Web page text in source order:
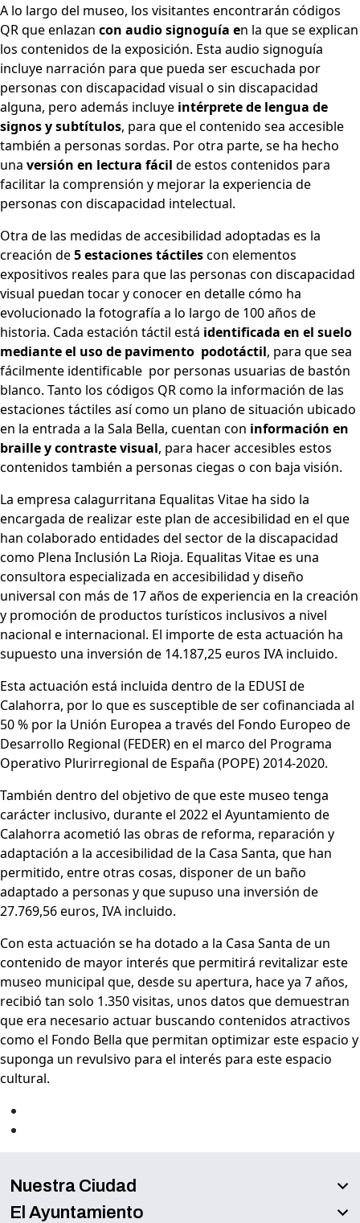
A lo largo del museo, los visitantes encontrarán códigos
QR que enlazan con audio signoguía en la que se explican
los contenidos de la exposición. Esta audio signoguía
incluye narración para que pueda ser escuchada por
personas con discapacidad visual o sin discapacidad
alguna, pero además incluye intérprete de lengua de
signos y subtítulos, para que el contenido sea accesible
también a personas sordas. Por otra parte, se ha hecho
una versión en lectura fácil de estos contenidos para
facilitar la comprensión y mejorar la experiencia de
personas con discapacidad intelectual.
Otra de las medidas de accesibilidad adoptadas es la
creación de5 estaciones táctilescon elementos
expositivos reales para que las personas con discapacidad
visual puedan tocar y conocer en detalle cómo ha
evolucionado la fotografía a lo largo de 100 años de
historia. Cada estación táctil está identificada en el suelo
mediante el uso de pavimento podotáctil, para que sea
fácilmente identificable por personas usuarias de bastón
blanco. Tanto los códigos QR como la información de las
estaciones táctiles así como un plano de situación ubicado
en la entrada a la Sala Bella, cuentan con información en
braille y contraste visual, para hacer accesibles estos
contenidos también a personas ciegas o con baja visión.
La empresa calagurritana Equalitas Vitae ha sido la
encargada de realizar este plan de accesibilidad en el que
han colaborado entidades del sector de la discapacidad
como Plena Inclusión La Rioja. Equalitas Vitae es una
consultora especializada en accesibilidad y diseño
universal con más de 17 años de experiencia en la creación
y promoción de productos turísticos inclusivos a nivel
nacional e internacional. El importe de esta actuación ha
supuesto una inversión de 14.187,25 euros IVA incluido.
Esta actuación está incluida dentro de la EDUSI de
Calahorra, por lo que es susceptible de ser cofinanciada al
50 % por la Unión Europea a través del Fondo Europeo de
Desarrollo Regional (FEDER) en el marco del Programa
Operativo Plurirregional de España (POPE) 2014-2020.
También dentro del objetivo de que este museo tenga
carácter inclusivo, durante el 2022 el Ayuntamiento de
Calahorra acometió las obras de reforma, reparación y
adaptación a la accesibilidad de la Casa Santa, que han
permitido, entre otras cosas, disponer de un baño
adaptado a personas y que supuso una inversión de
27.769,56 euros, IVA incluido.
Con esta actuación se ha dotado a la Casa Santa de un
contenido de mayor interés que permitirá revitalizar este
museo municipal que, desde su apertura, hace ya 7 años,
recibió tan solo 1.350 visitas, unos datos que demuestran
que era necesario actuar buscando contenidos atractivos
como el Fondo Bella que permitan optimizar este espacio y
suponga un revulsivo para el interés para este espacio
cultural.
Nuestra Ciudad
El Ayuntamiento